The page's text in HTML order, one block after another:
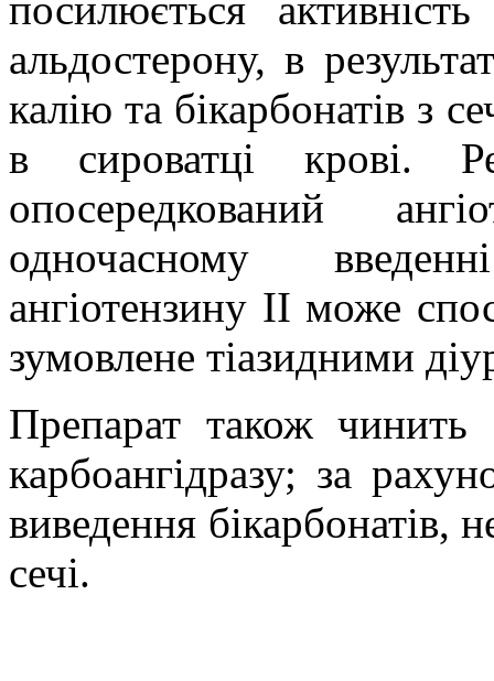
альдостерону, в
калію та бікарбонатів з
в сироватці крові.
опосередкований
одночасному
ангіотензину ІІ може
зумовлене тіазидними
Препарат також чинить
карбоангідразу; за
виведення бікарбонатів,
сечі.